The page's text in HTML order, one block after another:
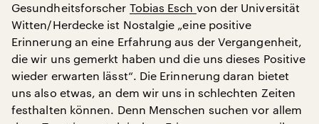
Gesundheitsforscher Tobias Esch von der Universität
Witten/Herdecke ist Nostalgie „eine positive
Erinnerung an eine Erfahrung aus der Vergangenheit,
die wir uns gemerkt haben und die uns dieses Positive
wieder erwarten lässt“. Die Erinnerung daran bietet
uns also etwas, an dem wir uns in schlechten Zeiten
festhalten können. Denn Menschen suchen vor allem